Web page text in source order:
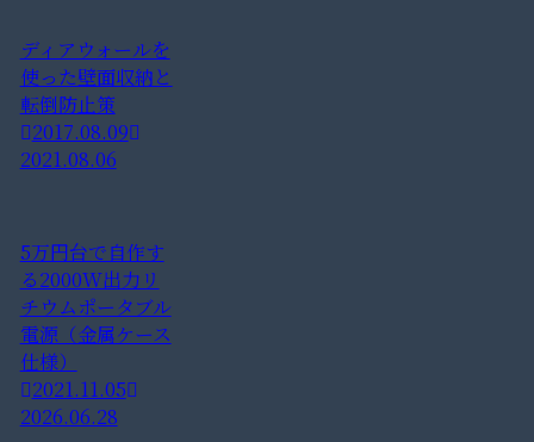
ディアウォールを
使った壁面収納と
転倒防止策
2017.08.09
2021.08.06
5万円台で自作す
る2000W出力リ
チウムポータブル
電源（金属ケース
仕様）
2021.11.05
2026.06.28